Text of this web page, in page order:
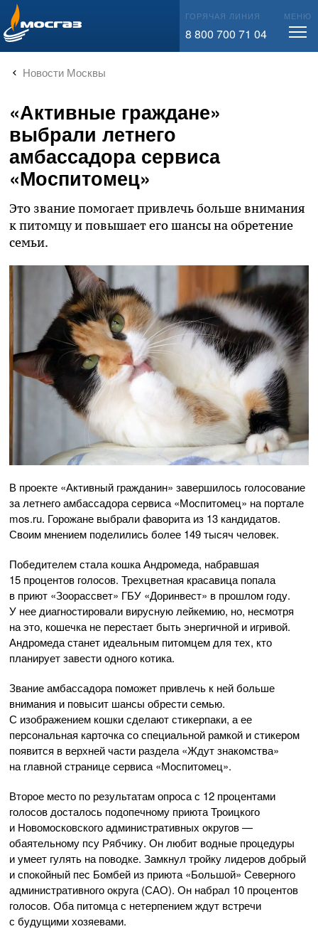
info@mos-gaz.ru ГОРЯЧАЯ ЛИНИЯ
8 800 700 71 04
МЕНЮ
Новости Москвы
«Активные граждане»
выбрали летнего
амбассадора сервиса
«Моспитомец»
Это звание помогает привлечь больше внимания
к питомцу и повышает его шансы на обретение
семьи.
В проекте «Активный гражданин» завершилось голосование
за летнего амбассадора сервиса «Моспитомец» на портале
mos.ru. Горожане выбрали фаворита из 13 кандидатов.
Своим мнением поделились более 149 тысяч человек.
Победителем стала кошка Андромеда, набравшая
15 процентов голосов. Трехцветная красавица попала
в приют «Зоорассвет» ГБУ «Доринвест» в прошлом году.
У нее диагностировали вирусную лейкемию, но, несмотря
на это, кошечка не перестает быть энергичной и игривой.
Андромеда станет идеальным питомцем для тех, кто
планирует завести одного котика.
Звание амбассадора поможет привлечь к ней больше
внимания и повысит шансы обрести семью.
С изображением кошки сделают стикерпаки, а ее
персональная карточка со специальной рамкой и стикером
появится в верхней части раздела «Ждут знакомства»
на глав­ной странице сервиса «Моспитомец».
Второе место по результатам опроса с 12 процентами
голосов досталось подопечному приюта Троицкого
и Новомосковского административных округов —
обаятельному псу Рябчику. Он любит водные процедуры
и умеет гулять на поводке. Замкнул тройку лидеров добрый
и спокойный пес Бомбей из приюта «Большой» Северного
административного округа (САО). Он набрал 10 процентов
голосов. Оба питомца с нетерпением ждут встречи
с будущими хозяевами.